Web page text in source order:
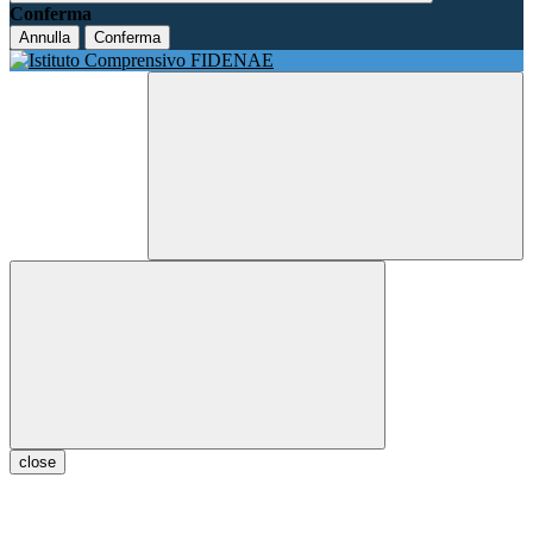
Conferma
Annulla Conferma
close